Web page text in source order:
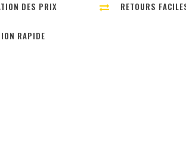
DES PRIX RETOURS
RAPIDE